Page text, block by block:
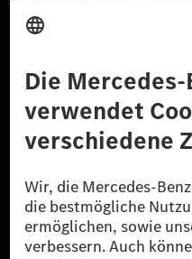
Datenschutz
© 2026 Mercedes-Benz Group AG.
[1] Bilanziell CO₂-neutral
reduzierte CO₂-Emissionen bei
zertifizierte Ausgleichsprojekte